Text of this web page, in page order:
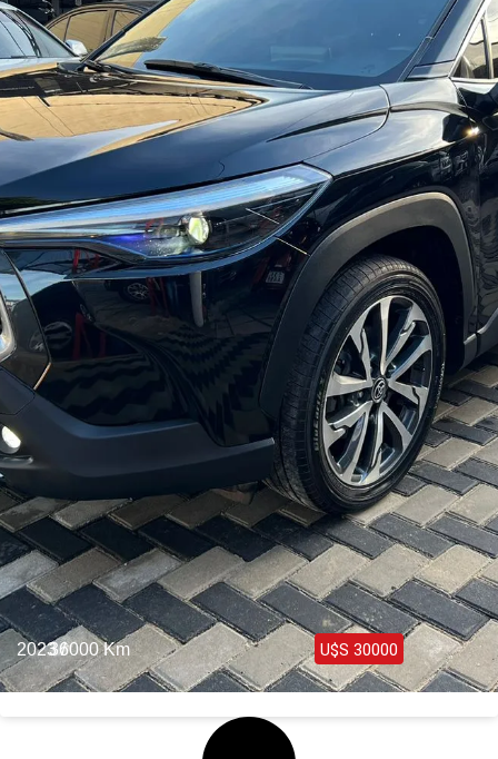
Haz clic aquí
2023 /36000 Km U$S 30000
Toyota Corolla Cross Híbrida 2023